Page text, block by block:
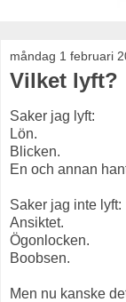
måndag 1 februari
Vilket lyft?
Saker jag lyft:
Lön.
Blicken.
En och annan
Saker jag inte lyft:
Ansiktet.
Ögonlocken.
Boobsen.
Men nu kanske